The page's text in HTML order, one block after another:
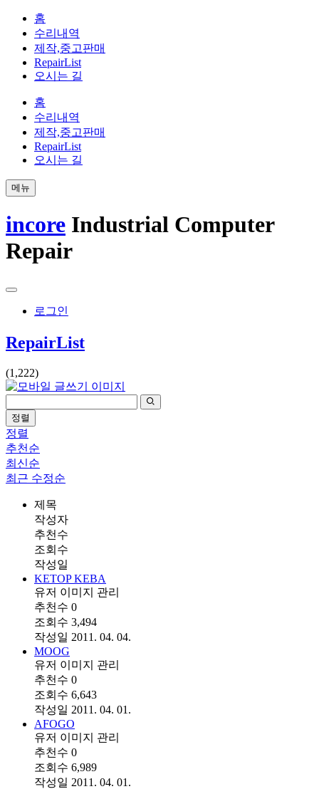
홈
수리내역
제작,중고판매
RepairList
오시는 길
홈
수리내역
제작,중고판매
RepairList
오시는 길
메뉴
incore Industrial Computer
Repair
로그인
RepairList
(1,222)
정렬
정렬
추천순
최신순
최근 수정순
제목
작성자
추천수
조회수
작성일
KETOP KEBA
유저 이미지
관리
추천수 0
조회수 3,494
작성일 2011. 04. 04.
MOOG
유저 이미지
관리
추천수 0
조회수 6,643
작성일 2011. 04. 01.
AFOGO
유저 이미지
관리
추천수 0
조회수 6,989
작성일 2011. 04. 01.